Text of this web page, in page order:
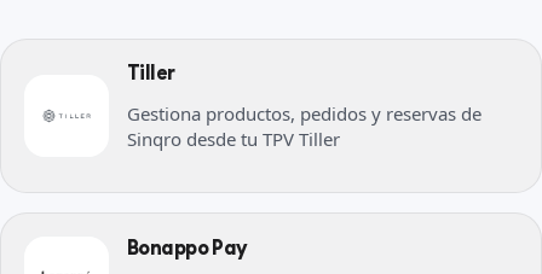
Tiller
Gestiona productos, pedidos y reservas de
Sinqro desde tu TPV Tiller
Bonappo Pay